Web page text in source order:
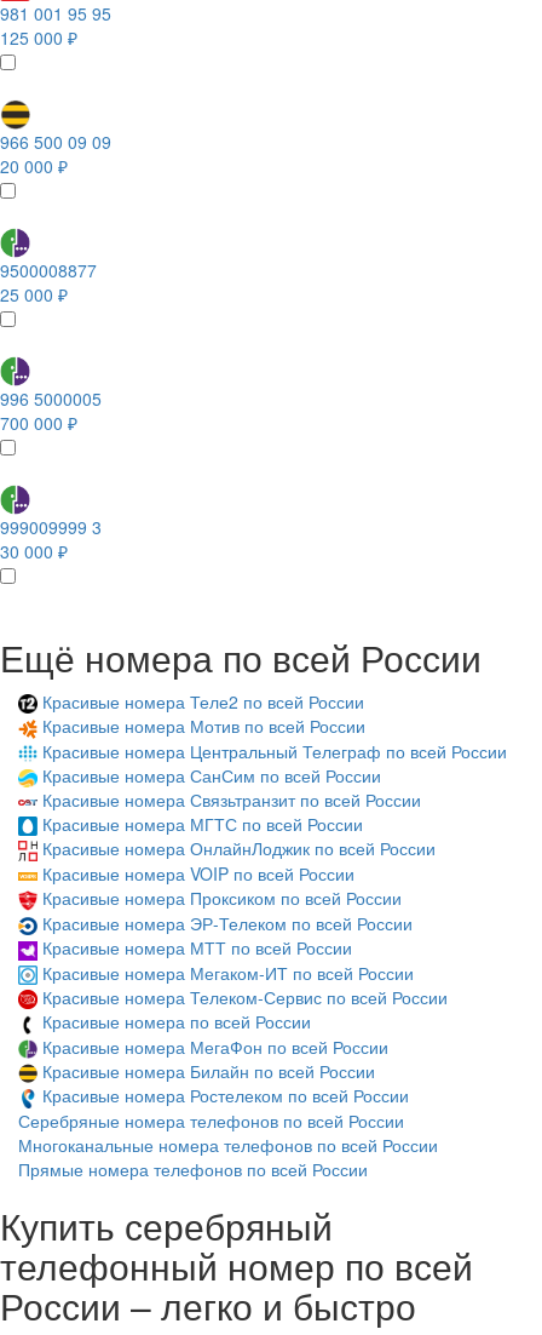
981 001 95 95
125 000 ₽
966 500 09 09
20 000 ₽
9500008877
25 000 ₽
996 5000005
700 000 ₽
999009999 3
30 000 ₽
Ещё номера по всей России
Красивые номера Теле2 по всей России
Красивые номера Мотив по всей России
Красивые номера Центральный Телеграф по всей России
Красивые номера СанСим по всей России
Красивые номера Связьтранзит по всей России
Красивые номера МГТС по всей России
Красивые номера ОнлайнЛоджик по всей России
Красивые номера VOIP по всей России
Красивые номера Проксиком по всей России
Красивые номера ЭР-Телеком по всей России
Красивые номера МТТ по всей России
Красивые номера Мегаком-ИТ по всей России
Красивые номера Телеком-Сервис по всей России
Красивые номера по всей России
Красивые номера МегаФон по всей России
Красивые номера Билайн по всей России
Красивые номера Ростелеком по всей России
Серебряные номера телефонов по всей России
Многоканальные номера телефонов по всей России
Прямые номера телефонов по всей России
Купить серебряный
телефонный номер по всей
России – легко и быстро